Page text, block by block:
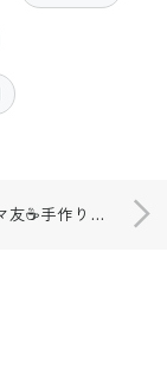
幼稚園ママ友☕手作りタルト🍰